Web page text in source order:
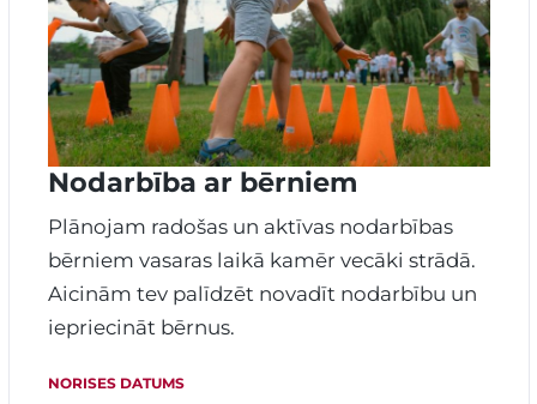
Nodarbība ar bērniem
Plānojam radošas un aktīvas nodarbības
bērniem vasaras laikā kamēr vecāki strādā.
Aicinām tev palīdzēt novadīt nodarbību un
iepriecināt bērnus.
NORISES DATUMS